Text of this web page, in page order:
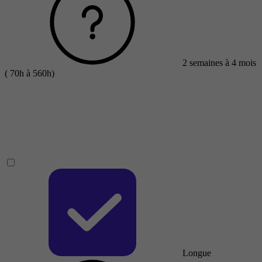
2 semaines à 4 mois
( 70h à 560h)
Longue